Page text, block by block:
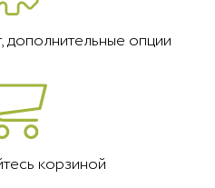
дополнительные опции
корзиной